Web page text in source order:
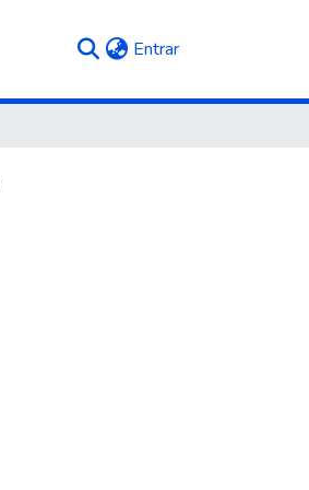
Entrar(current)